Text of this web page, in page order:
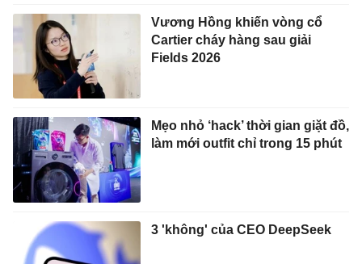
Vương Hồng khiến vòng cổ
Cartier cháy hàng sau giải
Fields 2026
Mẹo nhỏ ‘hack’ thời gian giặt đồ,
làm mới outfit chỉ trong 15 phút
3 'không' của CEO DeepSeek